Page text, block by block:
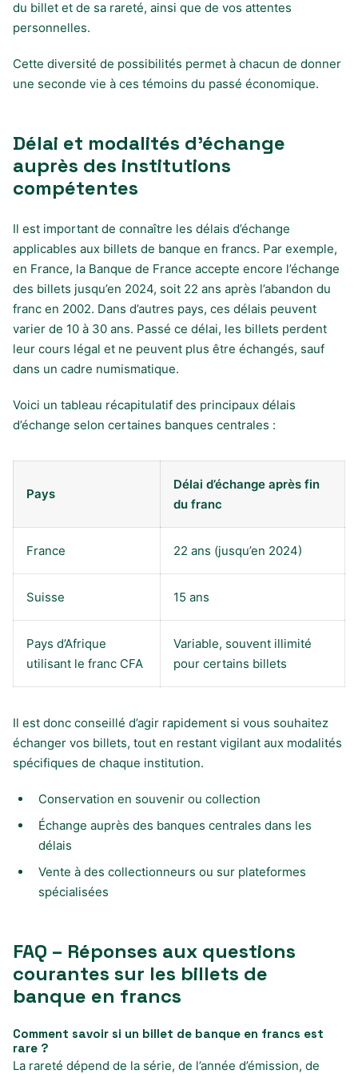
du billet et de sa rareté, ainsi que de vos attentes
personnelles.
Cette diversité de possibilités permet à chacun de donner
une seconde vie à ces témoins du passé économique.
Délai et modalités d’échange
auprès des institutions
compétentes
Il est important de connaître les délais d’échange
applicables aux billets de banque en francs. Par exemple,
en France, la Banque de France accepte encore l’échange
des billets jusqu’en 2024, soit 22 ans après l’abandon du
franc en 2002. Dans d’autres pays, ces délais peuvent
varier de 10 à 30 ans. Passé ce délai, les billets perdent
leur cours légal et ne peuvent plus être échangés, sauf
dans un cadre numismatique.
Voici un tableau récapitulatif des principaux délais
d’échange selon certaines banques centrales :
Pays
Délai d’échange après fin
du franc
France 22 ans (jusqu’en 2024)
Suisse 15 ans
Pays d’Afrique
utilisant le franc CFA
Variable, souvent illimité
pour certains billets
Il est donc conseillé d’agir rapidement si vous souhaitez
échanger vos billets, tout en restant vigilant aux modalités
spécifiques de chaque institution.
Conservation en souvenir ou collection
Échange auprès des banques centrales dans les
délais
Vente à des collectionneurs ou sur plateformes
spécialisées
FAQ – Réponses aux questions
courantes sur les billets de
banque en francs
Comment savoir si un billet de banque en francs est
rare ?
La rareté dépend de la série, de l’année d’émission, de